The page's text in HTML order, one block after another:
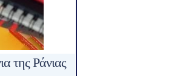
της Ράνιας